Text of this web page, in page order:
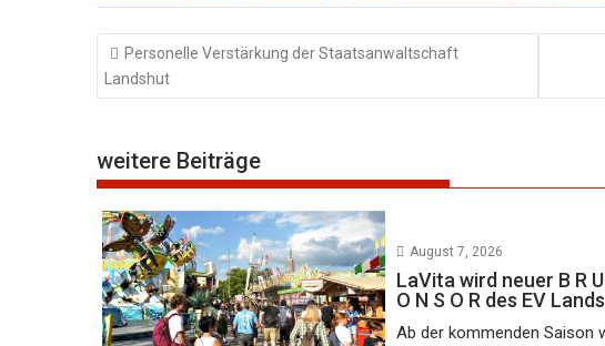
Beitragsnavigation
Personelle Verstärkung der Staatsanwaltschaft
Landshut
weitere Beiträge
August 7, 2026
LaVita wird neuer B R
O N S O R des EV
Ab der kommenden Saison